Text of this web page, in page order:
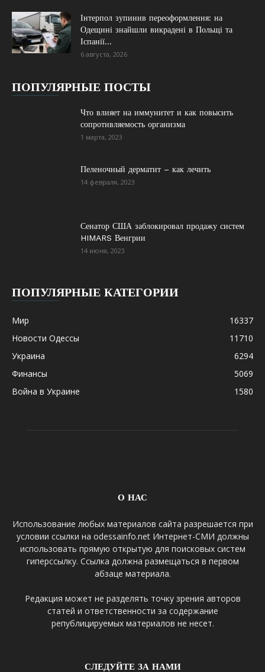
Інтерпол зупинив переоформлення: на
Одещині знайшли викрадені в Польщі та
Іспанії...
6 августа, 2026
ПОПУЛЯРНЫЕ ПОСТЫ
Что влияет на иммунитет и как повысить
сопротивляемость организма
1 марта, 2023
Пеленочный дерматит – как лечить
14 февраля, 2023
Сенатор США заблокировал продажу систем
HIMARS Венгрии
14 июня, 2023
ПОПУЛЯРНЫЕ КАТЕГОРИИ
Мир
16337
Новости Одессы
11710
Украина
6294
Финансы
5069
Война в Украине
1580
О НАС
Использование любых материалов сайта разрешается при
условии ссылки на odessainfo.net Интернет-СМИ должны
использовать прямую открытую для поисковых систем
гиперссылку. Ссылка должна размещаться в первом
абзаце материала.
Редакция может не разделять точку зрения авторов
статей и ответственности за содержание
републицируемых материалов не несет.
СЛЕДУЙТЕ ЗА НАМИ